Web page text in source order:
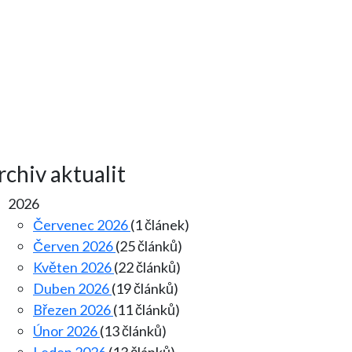
aktualit
2026
Červenec 2026(1 článek)
Červen 2026(25 článků)
Květen 2026(22 článků)
Duben 2026(19 článků)
Březen 2026(11 článků)
Únor 2026(13 článků)